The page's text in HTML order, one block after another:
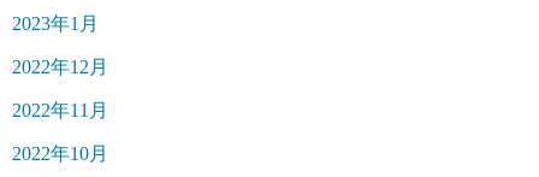
2023年1月
2022年12月
2022年11月
2022年10月